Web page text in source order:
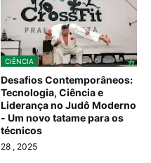
CIÊNCIA
Desafios Contemporâneos:
Tecnologia, Ciência e
Liderança no Judô Moderno
- Um novo tatame para os
técnicos
28 , 2025